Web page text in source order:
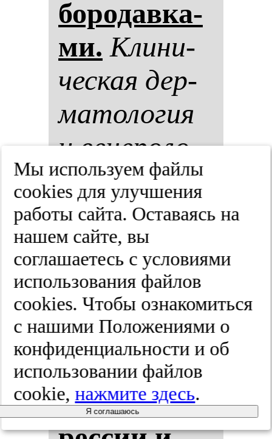
бо­ро­дав­ка­
ми. Кли­ни­
чес­кая дер­
ма­то­ло­гия
и ве­не­ро­ло­
гия.
2025;(5):658-665
Ак­ту­аль­
ные ас­пек­
ты вза­
имоот­но­
ше­ний деп­
Мы используем файлы
cооkies для улучшения
работы сайта. Оставаясь на
нашем сайте, вы
соглашаетесь с условиями
использования файлов
cооkies. Чтобы ознакомиться
с нашими Положениями о
конфиденциальности и об
использовании файлов
cookie,нажмите здесь.
Я соглашаюсь